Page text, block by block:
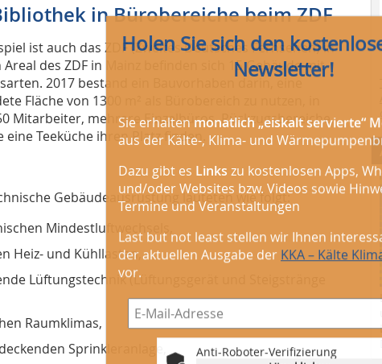
in Bürobereiche beim ZDF
ist auch das ZDF (Zweites Deutsches Fernsehen) in
des ZDF in Mainz befinden sich 15 Gebäude mit
2017 bestand ein Bauvorhaben darin, eine
Fläche von 1300 m² als Bürobereich zu nutzen, in
Mitarbeiter, mehrere Einzelbüros, Rückzugsbereiche,
Teeküche ihren Platz finden.
Gebäudeausrüstung lauteten wie folgt:
Mindestluftwechsels,
Heiz- und Kühllasten,
Lüftungstechnik (Lüftungsgerät und Steigstränge
Raumklimas,
Sprinkleranlage,
Last but not least stellen wir Ihnen
der aktuellen Ausgabe der
KKA – Kälte
vor.
Anti-Roboter-Verifizierung
Hier klicken
Melden Sie sich jetzt an!
Riskieren Sie einen Blick in den letzten
erhalten Sie weitere Infos!